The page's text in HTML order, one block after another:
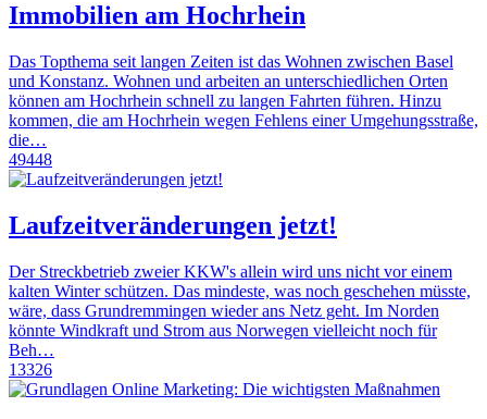
Immobilien am Hochrhein
Das Topthema seit langen Zeiten ist das Wohnen zwischen Basel
und Konstanz. Wohnen und arbeiten an unterschiedlichen Orten
können am Hochrhein schnell zu langen Fahrten führen. Hinzu
kommen, die am Hochrhein wegen Fehlens einer Umgehungsstraße,
die…
49448
Laufzeitveränderungen jetzt!
Der Streckbetrieb zweier KKW's allein wird uns nicht vor einem
kalten Winter schützen. Das mindeste, was noch geschehen müsste,
wäre, dass Grundremmingen wieder ans Netz geht. Im Norden
könnte Windkraft und Strom aus Norwegen vielleicht noch für
Beh…
13326